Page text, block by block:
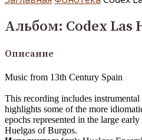
Альбом: Codex Las
Описание
Music from 13th Century Spain
This recording includes
highlights some of the more
epochs represented in the large
Huelgas of Burgos.